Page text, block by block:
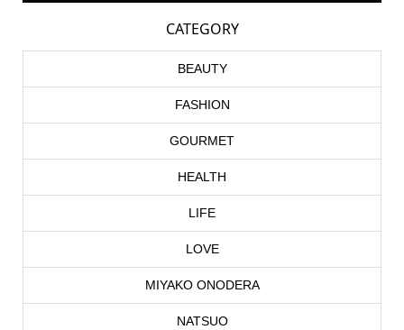
CATEGORY
BEAUTY
FASHION
GOURMET
HEALTH
LIFE
LOVE
MIYAKO ONODERA
NATSUO